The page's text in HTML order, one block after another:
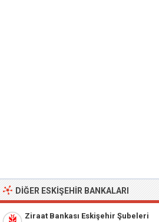
DIĞER ESKIŞEHIR BANKALARI
Ziraat Bankası Eskişehir Şubeleri